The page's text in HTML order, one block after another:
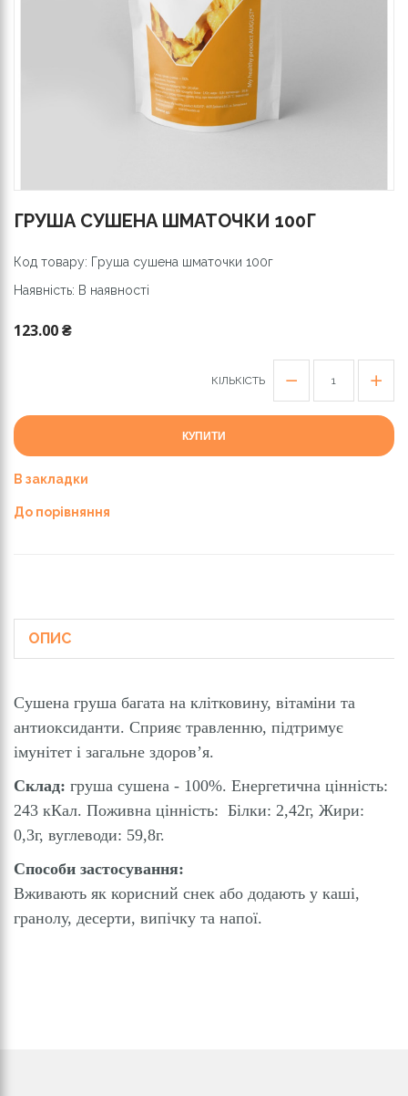
ГРУША СУШЕНА ШМАТОЧКИ 100Г
Код товару: Груша сушена шматочки 100г
Наявність: В наявності
123.00 ₴
КІЛЬКІСТЬ
КУПИТИ
В закладки
До порівняння
ОПИС
Сушена груша багата на клітковину, вітаміни та
антиоксиданти. Сприяє травленню, підтримує
імунітет і загальне здоров’я.
Склад: груша сушена - 100%. Енергетична цінність:
243 кКал. Поживна цінність: Білки: 2,42г, Жири:
0,3г, вуглеводи: 59,8г.
Способи застосування:
Вживають як корисний снек або додають у каші,
гранолу, десерти, випічку та напої.